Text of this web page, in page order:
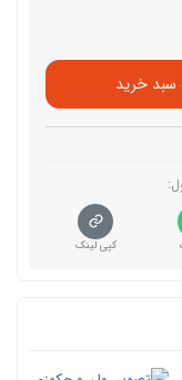
سبد خرید
کپی لینک